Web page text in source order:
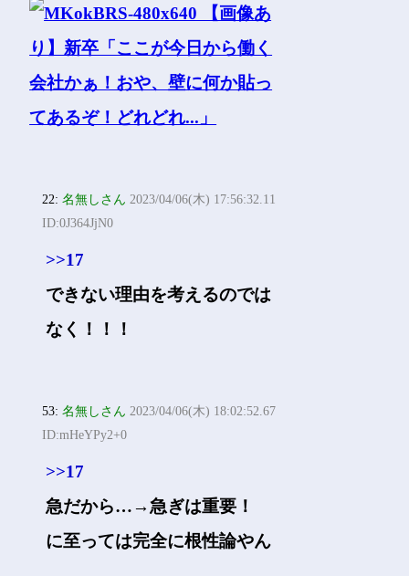
22:名無しさん 2023/04/06(木) 17:56:32.11
ID:0J364JjN0
>>17
できない理由を考えるのでは
なく！！！
53:名無しさん 2023/04/06(木) 18:02:52.67
ID:mHeYPy2+0
>>17
急だから…→急ぎは重要！
に至っては完全に根性論やん